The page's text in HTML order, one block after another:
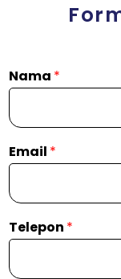
Nama *
Email *
Telepon *